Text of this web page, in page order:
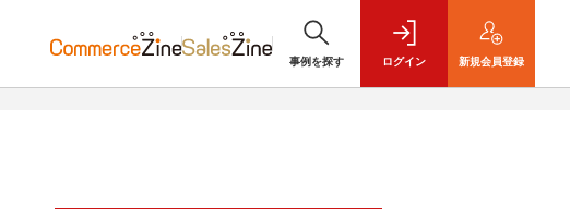
事例を探す ログイン 新規会員登録